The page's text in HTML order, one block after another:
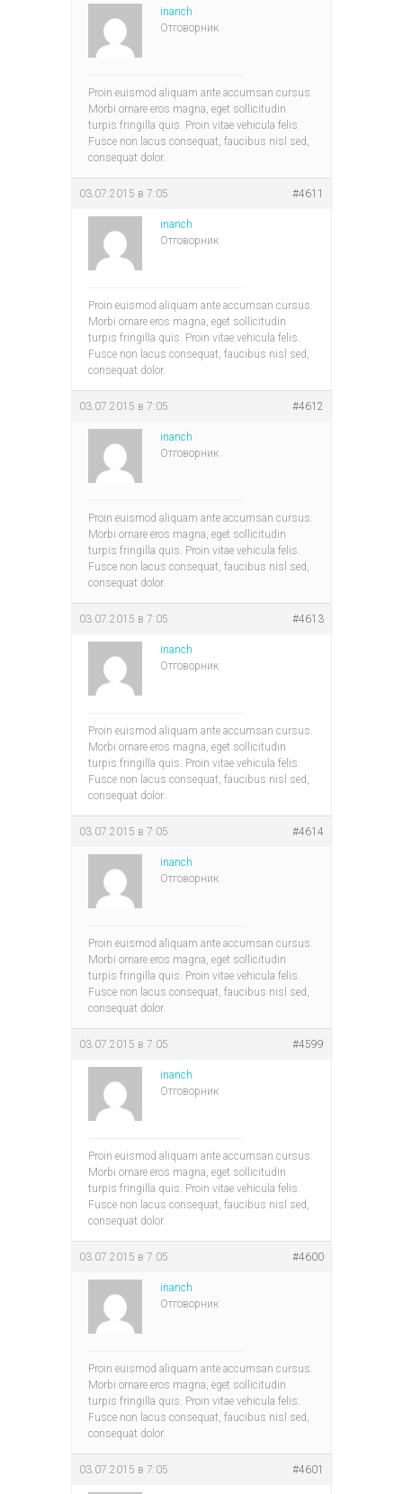
inanch
Отговорник
Proin euismod aliquam ante accumsan cursus.
Morbi ornare eros magna, eget sollicitudin
turpis fringilla quis. Proin vitae vehicula felis.
Fusce non lacus consequat, faucibus nisl sed,
consequat dolor.
03.07.2015 в 7:05 #4611
inanch
Отговорник
Proin euismod aliquam ante accumsan cursus.
Morbi ornare eros magna, eget sollicitudin
turpis fringilla quis. Proin vitae vehicula felis.
Fusce non lacus consequat, faucibus nisl sed,
consequat dolor.
03.07.2015 в 7:05 #4612
inanch
Отговорник
Proin euismod aliquam ante accumsan cursus.
Morbi ornare eros magna, eget sollicitudin
turpis fringilla quis. Proin vitae vehicula felis.
Fusce non lacus consequat, faucibus nisl sed,
consequat dolor.
03.07.2015 в 7:05 #4613
inanch
Отговорник
Proin euismod aliquam ante accumsan cursus.
Morbi ornare eros magna, eget sollicitudin
turpis fringilla quis. Proin vitae vehicula felis.
Fusce non lacus consequat, faucibus nisl sed,
consequat dolor.
03.07.2015 в 7:05 #4614
inanch
Отговорник
Proin euismod aliquam ante accumsan cursus.
Morbi ornare eros magna, eget sollicitudin
turpis fringilla quis. Proin vitae vehicula felis.
Fusce non lacus consequat, faucibus nisl sed,
consequat dolor.
03.07.2015 в 7:05 #4599
inanch
Отговорник
Proin euismod aliquam ante accumsan cursus.
Morbi ornare eros magna, eget sollicitudin
turpis fringilla quis. Proin vitae vehicula felis.
Fusce non lacus consequat, faucibus nisl sed,
consequat dolor.
03.07.2015 в 7:05 #4600
inanch
Отговорник
Proin euismod aliquam ante accumsan cursus.
Morbi ornare eros magna, eget sollicitudin
turpis fringilla quis. Proin vitae vehicula felis.
Fusce non lacus consequat, faucibus nisl sed,
consequat dolor.
03.07.2015 в 7:05 #4601